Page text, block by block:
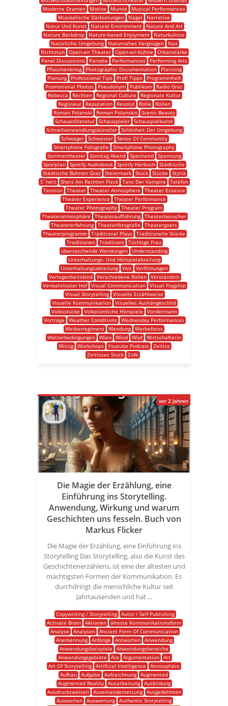
Moderne Dramen
Motive Mumie
Musical Performances
Musikalische Darbietungen
Nägel
Narrative
Natur Und Kunst
Natural Environment
Nature And Art
Nature Backdrop
Nature-based Enjoyment
Naturkulisse
Natürliche Umgebung
Naturnahes Vergnügen
Naz
Nichtstun Open-air Theater Open-air-bühne
Orkanstärke
Panel Discussions
Parodie Performances
Performing Arts
Pflaumenkrieg
Photographic Documentation
Planning
Planung
Professional Tips Profi Tipps
Programmheft
Promotional Photos
Pseudonym Publikum
Radio Graz
Rebecca
Rechten Regional Culture
Regionale Kultur
Regisseur
Reputation Resolut Rolle
Rollen
Roman Polanski
Roman Polanskis
Scenic Beauty
Schauerliteratur Schauspieler Schauspielkunst
Schnellverwandlungskünstler
Schönheit Der Umgebung
Schwager
Schwester
Sense Of Community
Smartphone Fotografie
Smartphone Photography
Sommertheater
Sonntag Abend Spannend
Spannung
Spielplan Spotify Audiobook Spotify Hörbuch Städtische
Städtische Bühnen Graz
Steiermark Stück Stücke
Styria
S`herz
Sherz Am Rechten Fleck Tanz Der Vampire
Telefon
Tension
Theater Theater Atmosphere
Theater Essence
Theater Experience
Theater Performance
Theater Photography Theater Program
Theateratmosphäre
Theateraufführung Theaterbesucher
Theatererfahrung Theaterfotografie
Theatergoers
Theaterprogramm Traditional Plays Traditionelle Stücke
Traditionen Traditions Tüchtige Frau
überraschende Wendungen
Understanding
Unterhaltungs- Und Hörspielabteilung
Unterhaltungsabteilung
Veit
Verfilmungen
Verlegenheitskind
Verschiedene Rollen
Verständnis
Verwahrloster Hof
Visual Communication
Visual Flagship
Visual Storytelling
Visuelle Erzählweise
Visuelle Kommunikation Visuelles Aushängeschild
Volksstücke
Volkstümliche Hörspiele
Vordermann
Vorträge
Weather Conditions Wednesday Performances
Weiberregiment Wendung Werbefotos
Wetterbedingungen
Wien Wind Wipf
Wirtschafterin
Witzig
Workshops Youtube Podcast
Zeitlos
Zeitloses Stück Zofe
Die Magie der Erzählung, eine
Einführung ins Storytelling.
Anwendung, Wirkung und warum
Geschichten uns fesseln. Buch von
Markus Flicker
Die Magie der Erzählung, eine Einführung ins
Storytelling Das Storytelling, also die Kunst des
Geschichtenerzählens, ist eine der ältesten und
mächtigsten Formen der Kommunikation. Es
durchdringt die menschliche Kultur seit
Jahrtausenden und hat ...
Copywriting / Storytelling Autor / Self Publishing
Activate Brain Aktionen älteste Kommunikationsform
Analyse
Analysen
Ancient Form Of Communication
Anerkennung
Anfänge Antworten
Anwendung
Anwendungsbeispiele
Anwendungsbereiche
Anwendungsgebiete
Ära Argumentation
Art
Art Of Storytelling Artificial Intelligence
Atmosphäre
Aufbau Aufgabe Aufzeichnung Augmented
Augmented Reality
Ausarbeitung
Ausbildung
Ausdrucksweisen
Auseinandersetzung
Ausgedehnten
Auswerten Auswertung Authentic Storytelling
vor 2 Jahren